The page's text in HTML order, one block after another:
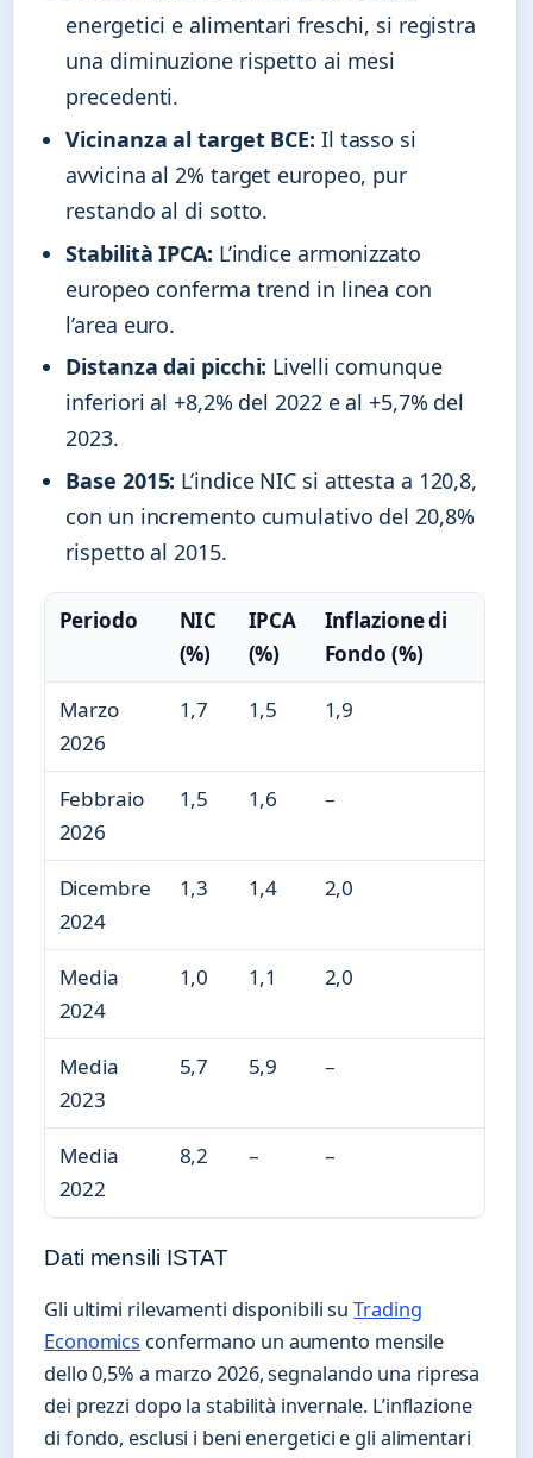
energetici e alimentari freschi, si registra
una diminuzione rispetto ai mesi
precedenti.
Vicinanza al target BCE: Il tasso si
avvicina al 2% target europeo, pur
restando al di sotto.
Stabilità IPCA: L’indice armonizzato
europeo conferma trend in linea con
l’area euro.
Distanza dai picchi: Livelli comunque
inferiori al +8,2% del 2022 e al +5,7% del
2023.
Base 2015: L’indice NIC si attesta a 120,8,
con un incremento cumulativo del 20,8%
rispetto al 2015.
Periodo
NIC
(%)
IPCA
(%)
Inflazione di
Fondo (%)
Marzo
2026
1,7 1,5 1,9
Febbraio
2026
1,5 1,6 –
Dicembre
2024
1,3 1,4 2,0
Media
2024
1,0 1,1 2,0
Media
2023
5,7 5,9 –
Media
2022
8,2 – –
Dati mensili ISTAT
Gli ultimi rilevamenti disponibili suTrading
Economics confermano un aumento mensile
dello 0,5% a marzo 2026, segnalando una ripresa
dei prezzi dopo la stabilità invernale. L’inflazione
di fondo, esclusi i beni energetici e gli alimentari